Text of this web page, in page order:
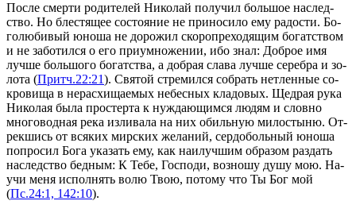
По­сле смер­ти ро­ди­те­лей Ни­ко­лай по­лу­чил боль­шое на­след­
ство. Но бле­стя­щее со­сто­я­ние не при­но­си­ло ему ра­до­сти. Бо­
го­лю­би­вый юно­ша не до­ро­жил ско­ро­пре­хо­дя­щим бо­гат­ством
и не за­бо­тил­ся о его при­умно­же­нии, ибо знал: Доб­рое имя
луч­ше боль­шо­го бо­гат­ства, а доб­рая сла­ва луч­ше се­реб­ра и зо­
ло­та (Притч.22:21). Свя­той стре­мил­ся со­брать нетлен­ные со­
кро­ви­ща в нерас­хи­ща­е­мых небес­ных кла­до­вых. Щед­рая ру­ка
Ни­ко­лая бы­ла про­стер­та к нуж­да­ю­щим­ся лю­дям и слов­но
мно­го­вод­ная ре­ка из­ли­ва­ла на них обиль­ную ми­ло­сты­ню. От­
рек­шись от вся­ких мир­ских же­ла­ний, сер­до­боль­ный юно­ша
по­про­сил Бо­га ука­зать ему, как наи­луч­шим об­ра­зом раз­дать
на­след­ство бед­ным: К Те­бе, Гос­по­ди, воз­но­шу ду­шу мою. На­
учи ме­ня ис­пол­нять во­лю Твою, по­то­му что Ты Бог мой
(Пс.24:1, 142:10).